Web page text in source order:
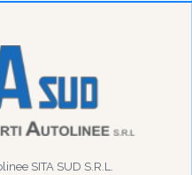
SITA SUD S.R.L.